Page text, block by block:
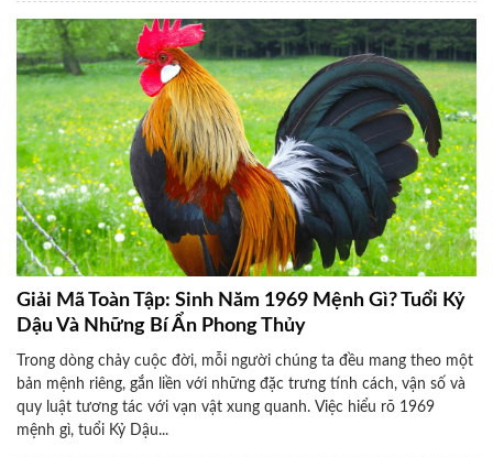
Giải Mã Toàn Tập: Sinh Năm 1969 Mệnh Gì? Tuổi Kỷ
Dậu Và Những Bí Ẩn Phong Thủy
Trong dòng chảy cuộc đời, mỗi người chúng ta đều mang theo một
bản mệnh riêng, gắn liền với những đặc trưng tính cách, vận số và
quy luật tương tác với vạn vật xung quanh. Việc hiểu rõ 1969
mệnh gì, tuổi Kỷ Dậu...